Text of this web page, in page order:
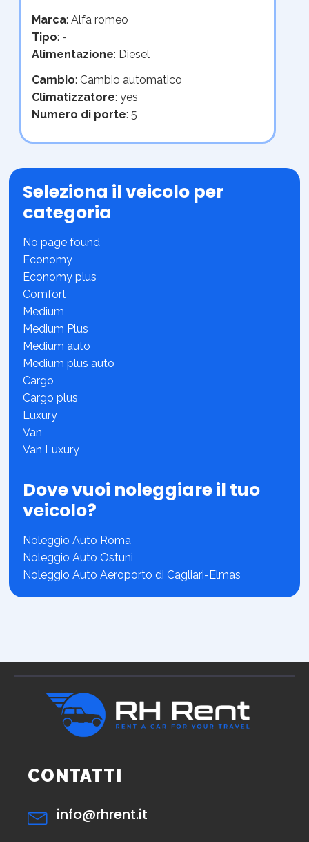
Marca: Alfa romeo
Tipo: -
Alimentazione: Diesel
Cambio: Cambio automatico
Climatizzatore: yes
Numero di porte: 5
Seleziona il veicolo per
categoria
No page found
Economy
Economy plus
Comfort
Medium
Medium Plus
Medium auto
Medium plus auto
Cargo
Cargo plus
Luxury
Van
Van Luxury
Dove vuoi noleggiare il tuo
veicolo?
Noleggio Auto Roma
Noleggio Auto Ostuni
Noleggio Auto Aeroporto di Cagliari-Elmas
CONTATTI
info@rhrent.it